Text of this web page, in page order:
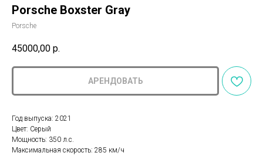
Porsche Boxster Gray
Porsche
45000,00 р.
АРЕНДОВАТЬ
Год выпуска: 2021
Цвет: Серый
Мощность: 350 л.с.
Максимальная скорость: 285 км/ч